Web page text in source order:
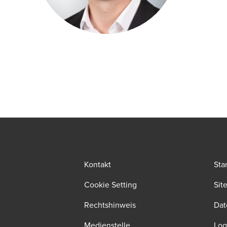
Kontakt
Cookie Setting
Rechtshinweis